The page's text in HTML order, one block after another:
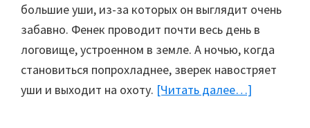
большие уши, из-за которых он выглядит очень
забавно. Фенек проводит почти весь день в
логовище, устроенном в земле. А ночью, когда
становиться попрохладнее, зверек навостряет
уши и выходит на охоту. [Читать далее…]